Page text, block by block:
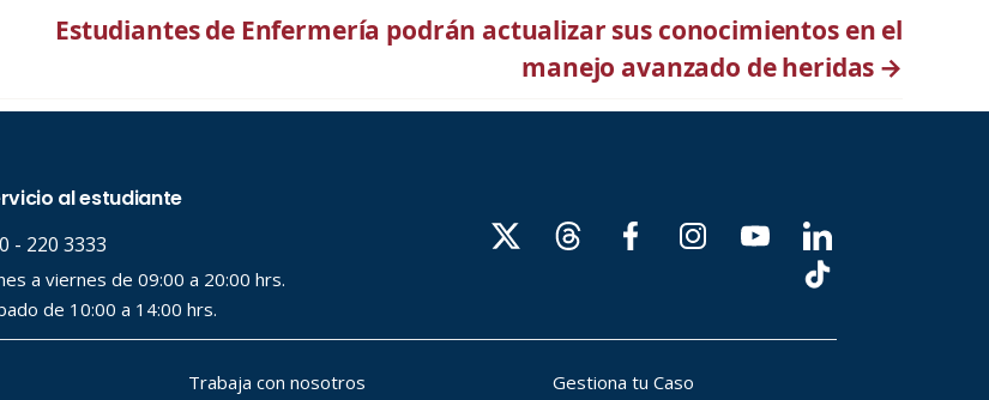
Estudiantes de Enfermería podrán actualizar sus conocimientos en el
manejo avanzado de heridas →